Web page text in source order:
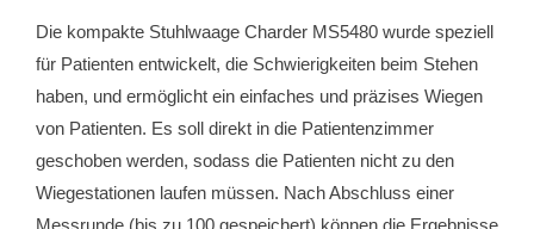
Die kompakte Stuhlwaage Charder MS5480 wurde speziell
für Patienten entwickelt, die Schwierigkeiten beim Stehen
haben, und ermöglicht ein einfaches und präzises Wiegen
von Patienten. Es soll direkt in die Patientenzimmer
geschoben werden, sodass die Patienten nicht zu den
Wiegestationen laufen müssen. Nach Abschluss einer
Messrunde (bis zu 100 gespeichert) können die Ergebnisse